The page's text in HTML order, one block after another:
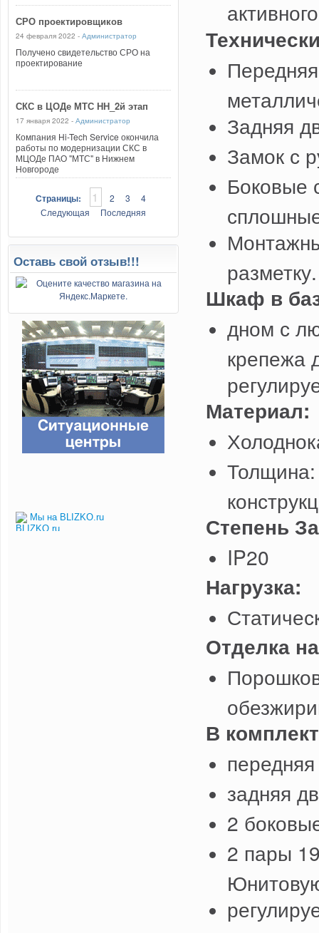
СРО проектировщиков
24 февраля 2022 - Администратор
Получено свидетельство СРО на
проектирование
СКС в ЦОДе МТС НН_2й этап
17 января 2022 - Администратор
Компания Hi-Tech Service окончила
работы по модернизации СКС в
МЦОДе ПАО "МТС" в Нижнем
Новгороде
Страницы: 1 2 3
4
Следующая
Последняя
Оставь свой отзыв!!!
Мы на BLIZKO.ru
Задняя
Замок с
Боковые
разметку.
Шкаф в
дном с
крепежа
Материал:
Степень
IP20
Нагрузка:
Отделка
В
задняя
2
2 пары